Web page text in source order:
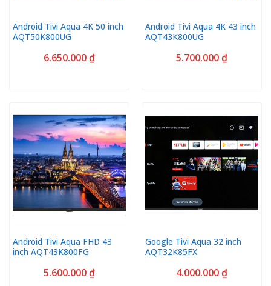
Android Tivi Aqua 4K 50 inch
AQT50K800UG
6.650.000₫
Android Tivi Aqua 4K 43 inch
AQT43K800UG
5.700.000₫
Android Tivi Aqua FHD 43
inch AQT43K800FG
5.600.000₫
Google Tivi Aqua 32 inch
AQT32K85FX
4.000.000₫